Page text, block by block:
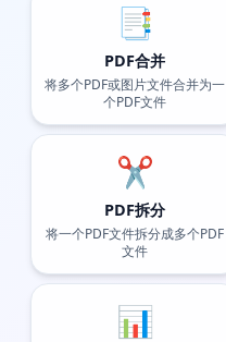
📑
PDF合并
将多个PDF或图片文件合并为一
个PDF文件
✂️
PDF拆分
将一个PDF文件拆分成多个PDF
文件
📊